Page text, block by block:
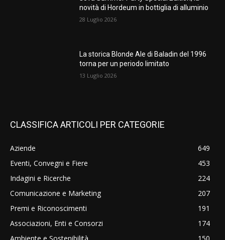
novità di Hordeum in bottiglia di alluminio
28 Luglio 2026
La storica Blonde Ale di Baladin del 1996
torna per un periodo limitato
13 Luglio 2026
CLASSIFICA ARTICOLI PER CATEGORIE
Aziende
649
Eventi, Convegni e Fiere
453
Indagini e Ricerche
224
Comunicazione e Marketing
207
Premi e Riconoscimenti
191
Associazioni, Enti e Consorzi
174
Ambiente e Sostenibilità
150